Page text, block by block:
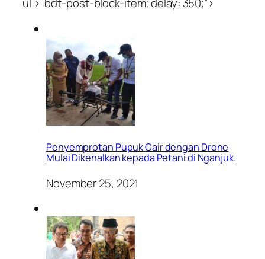
Penyemprotan Pupuk Cair dengan Drone
Mulai Dikenalkan kepada Petani di Nganjuk.
November 25, 2021